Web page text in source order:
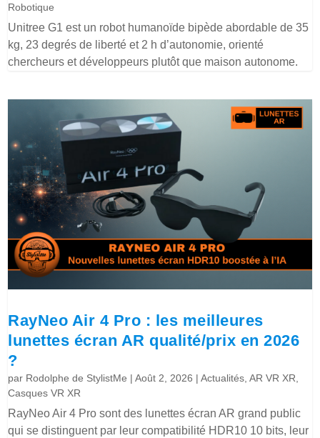
Robotique
Unitree G1 est un robot humanoïde bipède abordable de 35
kg, 23 degrés de liberté et 2 h d’autonomie, orienté
chercheurs et développeurs plutôt que maison autonome.
RayNeo Air 4 Pro : les meilleures
lunettes écran AR qualité/prix en 2026
?
par Rodolphe de StylistMe |Août 2, 2026 |Actualités,AR VR XR,
Casques VR XR
RayNeo Air 4 Pro sont des lunettes écran AR grand public
qui se distinguent par leur compatibilité HDR10 10 bits, leur